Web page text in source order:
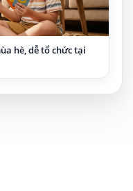
hè, dễ tổ chức tại